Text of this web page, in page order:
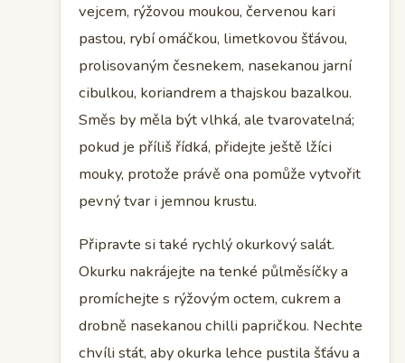
vejcem, rýžovou moukou, červenou kari
pastou, rybí omáčkou, limetkovou šťávou,
prolisovaným česnekem, nasekanou jarní
cibulkou, koriandrem a thajskou bazalkou.
Směs by měla být vlhká, ale tvarovatelná;
pokud je příliš řídká, přidejte ještě lžíci
mouky, protože právě ona pomůže vytvořit
pevný tvar i jemnou krustu.
Připravte si také rychlý okurkový salát.
Okurku nakrájejte na tenké půlměsíčky a
promíchejte s rýžovým octem, cukrem a
drobně nasekanou chilli papričkou. Nechte
chvíli stát, aby okurka lehce pustila šťávu a